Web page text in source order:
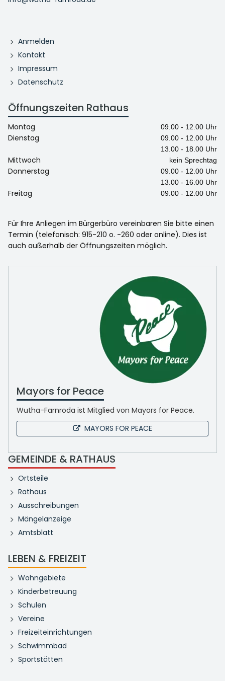
Anmelden
Kontakt
Impressum
Datenschutz
Öffnungszeiten Rathaus
Montag 09.00 - 12.00 Uhr
Dienstag
09.00 - 12.00 Uhr
13.00 - 18.00 Uhr
Mittwoch kein Sprechtag
Donnerstag
09.00 - 12.00 Uhr
13.00 - 16.00 Uhr
Freitag 09.00 - 12.00 Uhr
Für Ihre Anliegen im Bürgerbüro vereinbaren Sie bitte einen
Termin (telefonisch: 915-210 o. -260 oder online). Dies ist
auch außerhalb der Öffnungszeiten möglich.
Mayors for Peace
Wutha-Farnroda ist Mitglied von Mayors for Peace.
MAYORS FOR PEACE
GEMEINDE & RATHAUS
Ortsteile
Rathaus
Ausschreibungen
Mängelanzeige
Amtsblatt
LEBEN & FREIZEIT
Wohngebiete
Kinderbetreuung
Schulen
Vereine
Freizeiteinrichtungen
Schwimmbad
Sportstätten